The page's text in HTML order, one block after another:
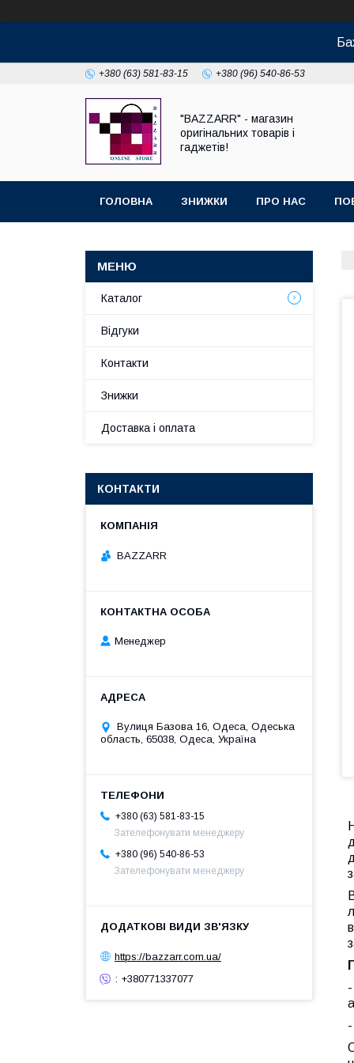
+380 (63) 581-83-15 +380 (96) 540-86-53
"BAZZARR" - магазин
оригінальних товарів і
гаджетів!
ГОЛОВНА ЗНИЖКИ ПРО НАС
Каталог
Відгуки
Контакти
Знижки
Доставка і оплата
КОНТАКТИ
BAZZARR
Менеджер
Вулиця Базова 16, Одеса, Одеська
область, 65038, Одеса, Україна
+380 (63) 581-83-15
Зателефонувати менеджеру
+380 (96) 540-86-53
Зателефонувати менеджеру
https://bazzarr.com.ua/
: +380771337077